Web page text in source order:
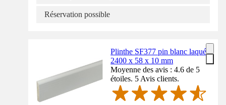
Réservation possible
Plinthe SF377 pin blanc laqué
2400 x 58 x 10 mm
Moyenne des avis : 4.6 de 5
étoiles. 5 Avis clients.